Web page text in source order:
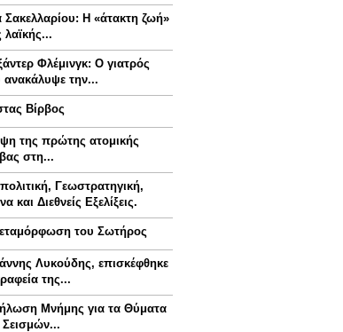
Σακελλαρίου: Η «άτακτη ζωή»
λαϊκής...
Φλέμινγκ: Ο γιατρός
την...
Βίρβος
της πρώτης ατομικής
στη...
Γεωστρατηγική,
και Διεθνείς Εξελίξεις.
του Σωτήρος
Λυκούδης, επισκέφθηκε
της...
Μνήμης για τα Θύματα